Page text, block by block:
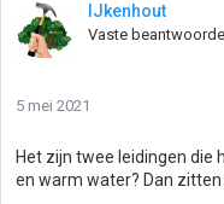
IJkenhout
Vaste
5 mei 2021
Het zijn twee leidingen die
en warm water? Dan zitten